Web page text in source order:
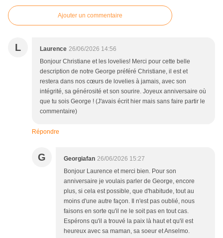
Ajouter un commentaire
L Laurence 26/06/2026 14:56
Bonjour Christiane et les lovelies! Merci pour cette belle
description de notre George préféré Christiane, il est et
restera dans nos cœurs de lovelies à jamais, avec son
intégrité, sa générosité et son sourire. Joyeux anniversaire où
que tu sois George ! (J'avais écrit hier mais sans faire partir le
commentaire)
Répondre
G Georgiafan 26/06/2026 15:27
Bonjour Laurence et merci bien. Pour son
anniversaire je voulais parler de George, encore
plus, si cela est possible, que d'habitude, tout au
moins d'une autre façon. Il n'est pas oublié, nous
faisons en sorte qu'il ne le soit pas en tout cas.
Espérons qu'il a trouvé la paix là haut et qu'il est
heureux avec sa maman, sa soeur et Anselmo.